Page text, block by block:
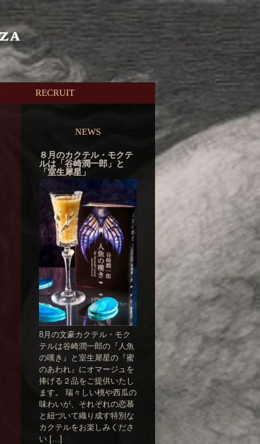
RECRUIT
NEWS
８月のカクテル・モクテ
ルは「谷崎潤一郎」と
「室生犀星」
8月の文豪カクテル・モク
テルは谷崎潤一郎の『人魚
の嘆き』と室生犀星の『蜜
のあわれ』にオマージュを
捧げる２品をご提供いたし
ます。 瑞々しい桃や西瓜の
味わいが、それぞれの恋慕
と紐づいて織り成す特別な
カクテルをお楽しみくださ
い […]